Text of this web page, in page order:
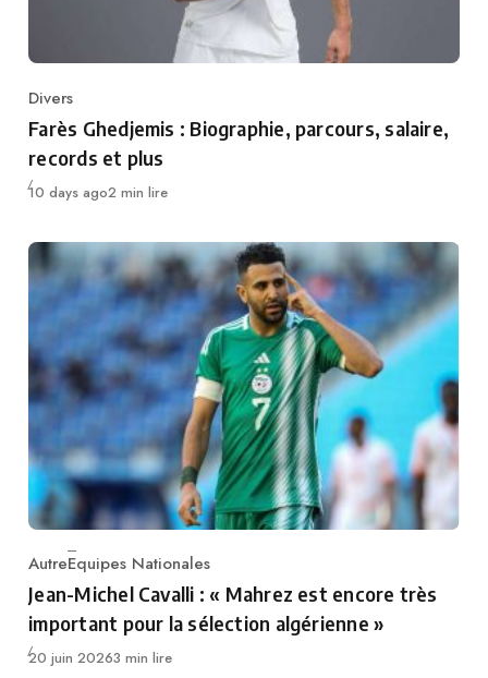
Category
Divers
Farès Ghedjemis : Biographie, parcours, salaire,
records et plus
Publié
10 days ago2 min lire
Category
AutreEquipes Nationales
Jean-Michel Cavalli : « Mahrez est encore très
important pour la sélection algérienne »
Publié
20 juin 20263 min lire